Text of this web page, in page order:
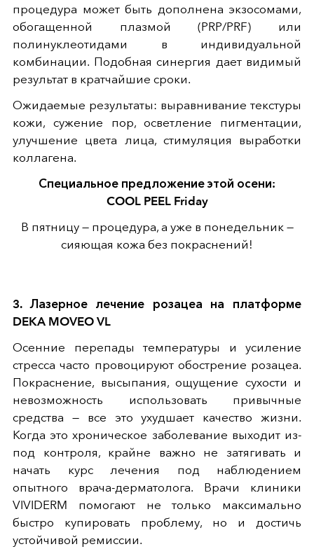
процедура может быть дополнена экзосомами,
обогащенной плазмой (PRP/PRF) или
полинуклеотидами в индивидуальной
комбинации. Подобная синергия дает видимый
результат в кратчайшие сроки.
Ожидаемые результаты: выравнивание текстуры
кожи, сужение пор, осветление пигментации,
улучшение цвета лица, стимуляция выработки
коллагена.
Специальное предложение этой осени:
COOL PEEL Friday
В пятницу — процедура, а уже в понедельник —
сияющая кожа без покраснений!
3. Лазерное лечение розацеа на платформе
DEKA MOVEO VL
Осенние перепады температуры и усиление
стресса часто провоцируют обострение розацеа.
Покраснение, высыпания, ощущение сухости и
невозможность использовать привычные
средства — все это ухудшает качество жизни.
Когда это хроническое заболевание выходит из-
под контроля, крайне важно не затягивать и
начать курс лечения под наблюдением
опытного врача-дерматолога. Врачи клиники
VIVIDERM помогают не только максимально
быстро купировать проблему, но и достичь
устойчивой ремиссии.